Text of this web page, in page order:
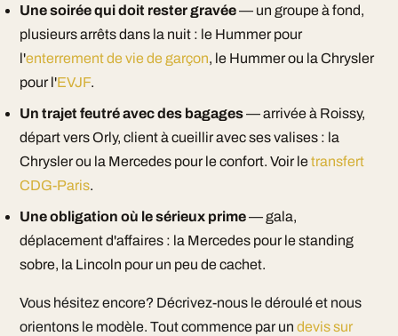
Une soirée qui doit rester gravée— un groupe à fond,
plusieurs arrêts dans la nuit : le Hummer pour
l'enterrement de vie de garçon, le Hummer ou la Chrysler
pour l'EVJF.
Un trajet feutré avec des bagages— arrivée à Roissy,
départ vers Orly, client à cueillir avec ses valises : la
Chrysler ou la Mercedes pour le confort. Voir letransfert
CDG-Paris.
Une obligation où le sérieux prime— gala,
déplacement d'affaires : la Mercedes pour le standing
sobre, la Lincoln pour un peu de cachet.
Vous hésitez encore? Décrivez-nous le déroulé et nous
orientons le modèle. Tout commence par un devis sur